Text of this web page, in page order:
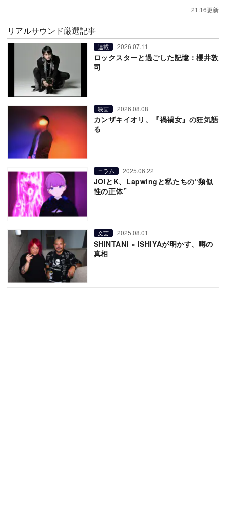
21:16更新
リアルサウンド厳選記事
連載 2026.07.11
ロックスターと過ごした記憶：櫻井敦
司
映画 2026.08.08
カンザキイオリ、『禍禍女』の狂気語
る
コラム 2025.06.22
JOIとK、Lapwingと私たちの“類似
性の正体”
文芸 2025.08.01
SHINTANI × ISHIYAが明かす、噂の
真相